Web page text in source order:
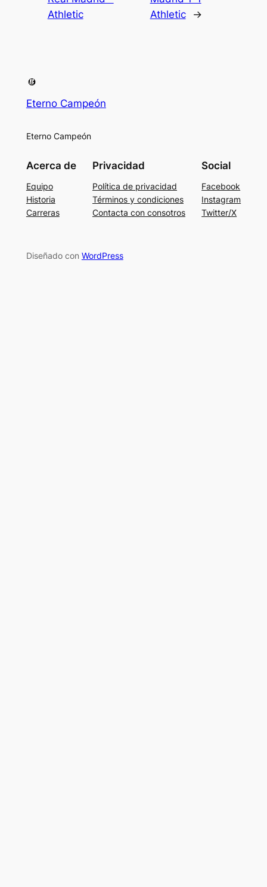
Athletic
Athletic
→
Eterno Campeón
Eterno Campeón
Acerca de
Equipo
Historia
Carreras
Privacidad
Política de privacidad
Términos y condiciones
Contacta con consotros
Social
Facebook
Instagram
Twitter/X
Diseñado con WordPress